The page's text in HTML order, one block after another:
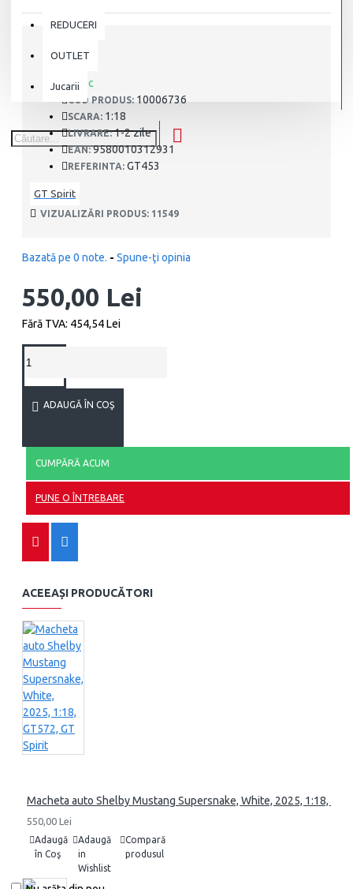
REDUCERI
OUTLET
Jucarii
În stoc
COD PRODUS: 10006736
SCARA: 1:18
LIVRARE: 1-2 zile
EAN: 9580010312931
REFERINTA: GT453
GT Spirit
VIZUALIZĂRI PRODUS: 11549
Bazată pe 0 note. - Spune-ţi opinia
550,00 Lei
Fără TVA: 454,54 Lei
ADAUGĂ ÎN COŞ
CUMPĂRĂ ACUM
PUNE O ÎNTREBARE
ACEEAȘI PRODUCĂTORI
Macheta auto Shelby Mustang Supersnake, White, 2025, 1:18,
550,00 Lei
Adaugă
în Coş
Adaugă
in
Wishlist
Compară
produsul